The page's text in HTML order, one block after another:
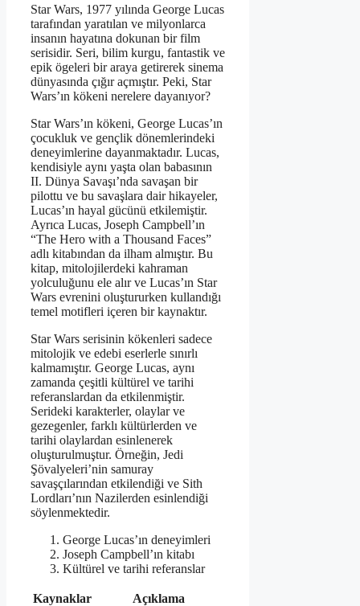
Star Wars, 1977 yılında George Lucas
tarafından yaratılan ve milyonlarca
insanın hayatına dokunan bir film
serisidir. Seri, bilim kurgu, fantastik ve
epik ögeleri bir araya getirerek sinema
dünyasında çığır açmıştır. Peki, Star
Wars’ın kökeni nerelere dayanıyor?
Star Wars’ın kökeni, George Lucas’ın
çocukluk ve gençlik dönemlerindeki
deneyimlerine dayanmaktadır. Lucas,
kendisiyle aynı yaşta olan babasının
II. Dünya Savaşı’nda savaşan bir
pilottu ve bu savaşlara dair hikayeler,
Lucas’ın hayal gücünü etkilemiştir.
Ayrıca Lucas, Joseph Campbell’ın
“The Hero with a Thousand Faces”
adlı kitabından da ilham almıştır. Bu
kitap, mitolojilerdeki kahraman
yolculuğunu ele alır ve Lucas’ın Star
Wars evrenini oluştururken kullandığı
temel motifleri içeren bir kaynaktır.
Star Wars serisinin kökenleri sadece
mitolojik ve edebi eserlerle sınırlı
kalmamıştır. George Lucas, aynı
zamanda çeşitli kültürel ve tarihi
referanslardan da etkilenmiştir.
Serideki karakterler, olaylar ve
gezegenler, farklı kültürlerden ve
tarihi olaylardan esinlenerek
oluşturulmuştur. Örneğin, Jedi
Şövalyeleri’nin samuray
savaşçılarından etkilendiği ve Sith
Lordları’nın Nazilerden esinlendiği
söylenmektedir.
George Lucas’ın deneyimleri
Joseph Campbell’ın kitabı
Kültürel ve tarihi referanslar
Kaynaklar
Açıklama